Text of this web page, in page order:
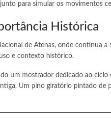
para simular os movimentos
Histórica
de Atenas, onde continua a
e contexto histórico.
um mostrador dedicado ao
Um pino giratório pintado de